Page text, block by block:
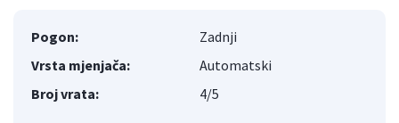
Pogon:
Zadnji
Vrsta mjenjača:
Automatski
Broj vrata:
4/5